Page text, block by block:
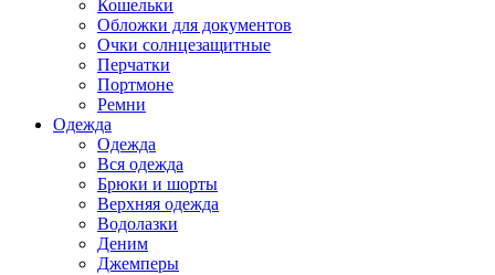
Кошельки
Обложки для документов
Очки солнцезащитные
Перчатки
Портмоне
Ремни
Одежда
Одежда
Вся одежда
Брюки и шорты
Верхняя одежда
Водолазки
Деним
Джемперы